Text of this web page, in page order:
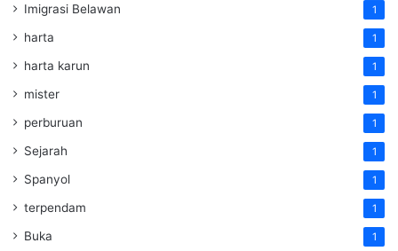
Imigrasi Belawan 1
harta 1
harta karun 1
mister 1
perburuan 1
Sejarah 1
Spanyol 1
terpendam 1
Buka 1